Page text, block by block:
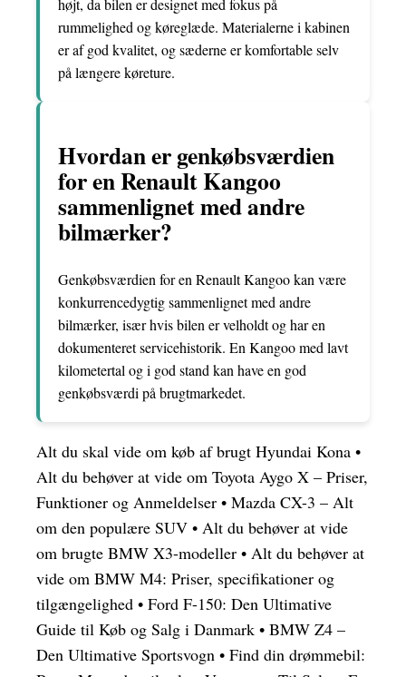
rummelighed og køreglæde. Materialerne i kabinen
er af god kvalitet, og sæderne er komfortable selv
på længere køreture.
Hvordan er genkøbsværdien
for en Renault Kangoo
sammenlignet med andre
bilmærker?
Genkøbsværdien for en Renault Kangoo kan være
konkurrencedygtig sammenlignet med andre
bilmærker, især hvis bilen er velholdt og har en
dokumenteret servicehistorik. En Kangoo med lavt
kilometertal og i god stand kan have en god
genkøbsværdi på brugtmarkedet.
Alt du skal vide om køb af brugt Hyundai Kona •
Alt du behøver at vide om Toyota Aygo X – Priser,
Funktioner og Anmeldelser • Mazda CX-3 – Alt
om den populære SUV • Alt du behøver at vide
om brugte BMW X3-modeller • Alt du behøver at
vide om BMW M4: Priser, specifikationer og
tilgængelighed • Ford F-150: Den Ultimative
Guide til Køb og Salg i Danmark • BMW Z4 –
Den Ultimative Sportsvogn • Find din drømmebil: